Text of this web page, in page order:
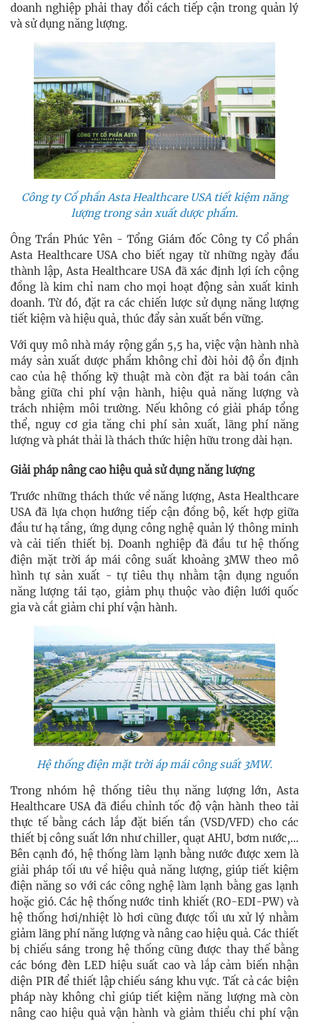
doanh nghiệp phải thay đổi cách tiếp cận trong quản lý
và sử dụng năng lượng.
Công ty Cổ phần Asta Healthcare USA tiết kiệm năng
lượng trong sản xuất dược phẩm.
Ông Trần Phúc Yên - Tổng Giám đốc Công ty Cổ phần
Asta Healthcare USA cho biết ngay từ những ngày đầu
thành lập, Asta Healthcare USA đã xác định lợi ích cộng
đồng là kim chỉ nam cho mọi hoạt động sản xuất kinh
doanh. Từ đó, đặt ra các chiến lược sử dụng năng lượng
tiết kiệm và hiệu quả, thúc đẩy sản xuất bền vững.
Với quy mô nhà máy rộng gần 5,5 ha, việc vận hành nhà
máy sản xuất dược phẩm không chỉ đòi hỏi độ ổn định
cao của hệ thống kỹ thuật mà còn đặt ra bài toán cân
bằng giữa chi phí vận hành, hiệu quả năng lượng và
trách nhiệm môi trường. Nếu không có giải pháp tổng
thể, nguy cơ gia tăng chi phí sản xuất, lãng phí năng
lượng và phát thải là thách thức hiện hữu trong dài hạn.
Giải pháp nâng cao hiệu quả sử dụng năng lượng
Trước những thách thức về năng lượng, Asta Healthcare
USA đã lựa chọn hướng tiếp cận đồng bộ, kết hợp giữa
đầu tư hạ tầng, ứng dụng công nghệ quản lý thông minh
và cải tiến thiết bị. Doanh nghiệp đã đầu tư hệ thống
điện mặt trời áp mái công suất khoảng 3MW theo mô
hình tự sản xuất - tự tiêu thụ nhằm tận dụng nguồn
năng lượng tái tạo, giảm phụ thuộc vào điện lưới quốc
gia và cắt giảm chi phí vận hành.
Hệ thống điện mặt trời áp mái công suất 3MW.
Trong nhóm hệ thống tiêu thụ năng lượng lớn, Asta
Healthcare USA đã điều chỉnh tốc độ vận hành theo tải
thực tế bằng cách lắp đặt biến tần (VSD/VFD) cho các
thiết bị công suất lớn như chiller, quạt AHU, bơm nước,…
Bên cạnh đó, hệ thống làm lạnh bằng nước được xem là
giải pháp tối ưu về hiệu quả năng lượng, giúp tiết kiệm
điện năng so với các công nghệ làm lạnh bằng gas lạnh
hoặc gió. Các hệ thống nước tinh khiết (RO-EDI-PW) và
hệ thống hơi/nhiệt lò hơi cũng được tối ưu xử lý nhằm
giảm lãng phí năng lượng và nâng cao hiệu quả. Các thiết
bị chiếu sáng trong hệ thống cũng được thay thế bằng
các bóng đèn LED hiệu suất cao và lắp cảm biến nhận
diện PIR để thiết lập chiếu sáng khu vực. Tất cả các biện
pháp này không chỉ giúp tiết kiệm năng lượng mà còn
nâng cao hiệu quả vận hành và giảm thiểu chi phí vận